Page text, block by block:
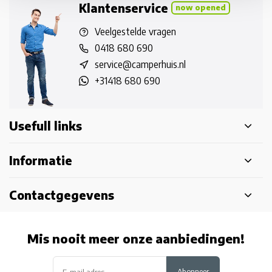
Klantenservice now opened
Veelgestelde vragen
0418 680 690
service@camperhuis.nl
+31418 680 690
Usefull links
Informatie
Contactgegevens
Mis nooit meer onze aanbiedingen!